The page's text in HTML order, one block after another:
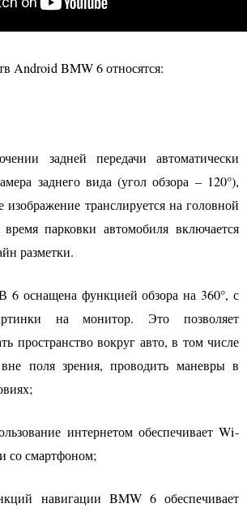
AndroidBMW6 относятся:
задней передачи автоматически
заднего вида (угол обзора – 120°),
изображение транслируется на головной
парковки автомобиля включается
разметки.
6 оснащена функцией обзора на 360°, с
на монитор. Это позволяет
пространство вокруг авто, в том числе
вне поля зрения, проводить маневры в
интернетом обеспечивает Wi-
со смартфоном;
навигации BMW6 обеспечивает